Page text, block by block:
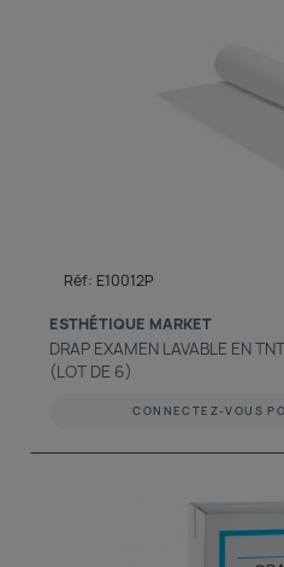
Réf: E10012P
ESTHÉTIQUE MARKET
DRAP EXAMEN LAVABLE EN
(LOT DE 6)
CONNECTEZ-VOUS